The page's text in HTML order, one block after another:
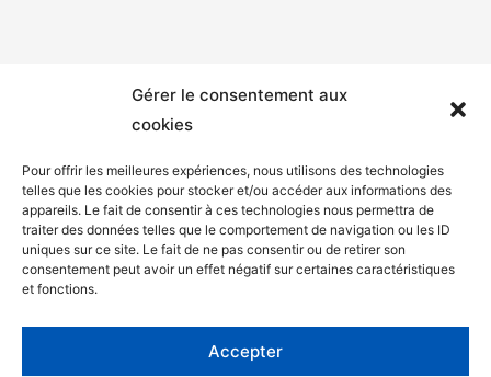
Gérer le consentement aux
cookies
Pour offrir les meilleures expériences, nous utilisons des technologies
telles que les cookies pour stocker et/ou accéder aux informations des
appareils. Le fait de consentir à ces technologies nous permettra de
traiter des données telles que le comportement de navigation ou les ID
uniques sur ce site. Le fait de ne pas consentir ou de retirer son
consentement peut avoir un effet négatif sur certaines caractéristiques
et fonctions.
Accepter
Mentions légales
Politique de confidentialité